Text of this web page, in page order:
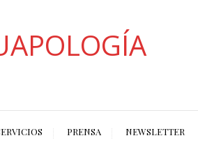
PRENSA NEWSLETTER